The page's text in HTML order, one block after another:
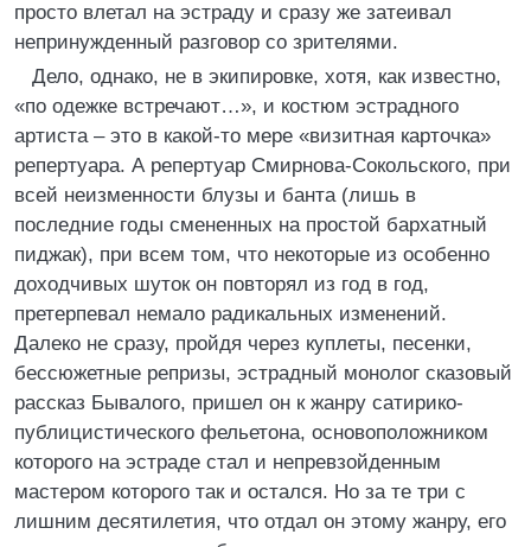
просто влетал на эстраду и сразу же затеивал
непринужденный разговор со зрителями.
Дело, однако, не в экипировке, хотя, как известно,
«по одежке встречают…», и костюм эстрадного
артиста – это в какой-то мере «визитная карточка»
репертуара. А репертуар Смирнова-Сокольского, при
всей неизменности блузы и банта (лишь в
последние годы смененных на простой бархатный
пиджак), при всем том, что некоторые из особенно
доходчивых шуток он повторял из год в год,
претерпевал немало радикальных изменений.
Далеко не сразу, пройдя через куплеты, песенки,
бессюжетные репризы, эстрадный монолог сказовый
рассказ Бывалого, пришел он к жанру сатирико-
публицистического фельетона, основоположником
которого на эстраде стал и непревзойденным
мастером которого так и остался. Но за те три с
лишним десятилетия, что отдал он этому жанру, его